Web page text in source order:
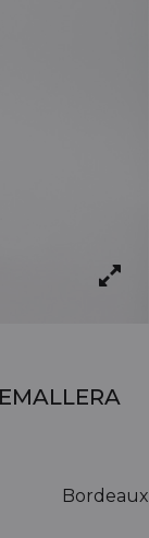
Bordeaux